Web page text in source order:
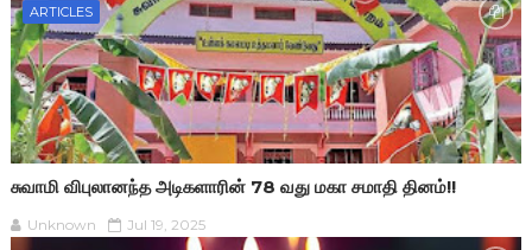
ARTICLES
சுவாமி விபுலானந்த அடிகளாரின் 78 வது மகா சமாதி தினம்!!
Unknown Jul 19, 2025